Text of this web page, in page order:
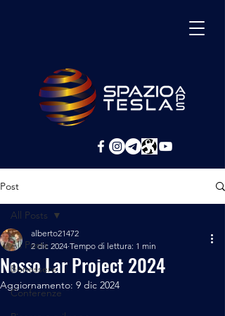
Post
All Posts
Benessere
Conferenze
All Posts
Nosso Lar Project 2024
alberto21472
2 dic 2024 Tempo di lettura: 1 min
Aggiornamento: 9 dic 2024